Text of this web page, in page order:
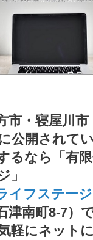
市・寝屋川市
公開されて
るなら「有
」
イフステージ
津南町8-7）で
軽にネット